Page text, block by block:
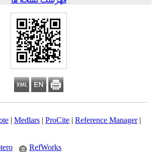
|Medlars|ProCite|Reference Manager
RefWorks